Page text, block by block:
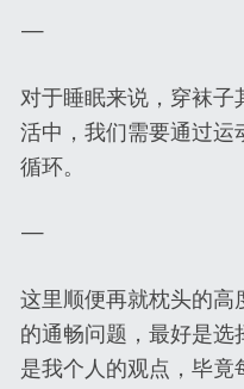
—
对于睡眠来说，穿袜子
活中，我们需要通过运
循环。
—
这里顺便再就枕头的高
的通畅问题，最好是选
是我个人的观点，毕